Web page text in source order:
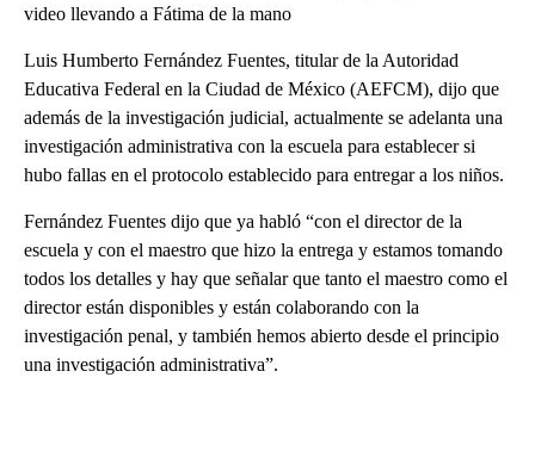
video llevando a Fátima de la mano
Luis Humberto Fernández Fuentes, titular de la Autoridad
Educativa Federal en la Ciudad de México (AEFCM), dijo que
además de la investigación judicial, actualmente se adelanta una
investigación administrativa con la escuela para establecer si
hubo fallas en el protocolo establecido para entregar a los niños.
Fernández Fuentes dijo que ya habló “con el director de la
escuela y con el maestro que hizo la entrega y estamos tomando
todos los detalles y hay que señalar que tanto el maestro como el
director están disponibles y están colaborando con la
investigación penal, y también hemos abierto desde el principio
una investigación administrativa”.